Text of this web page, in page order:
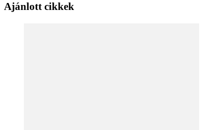
Ajánlott cikkek